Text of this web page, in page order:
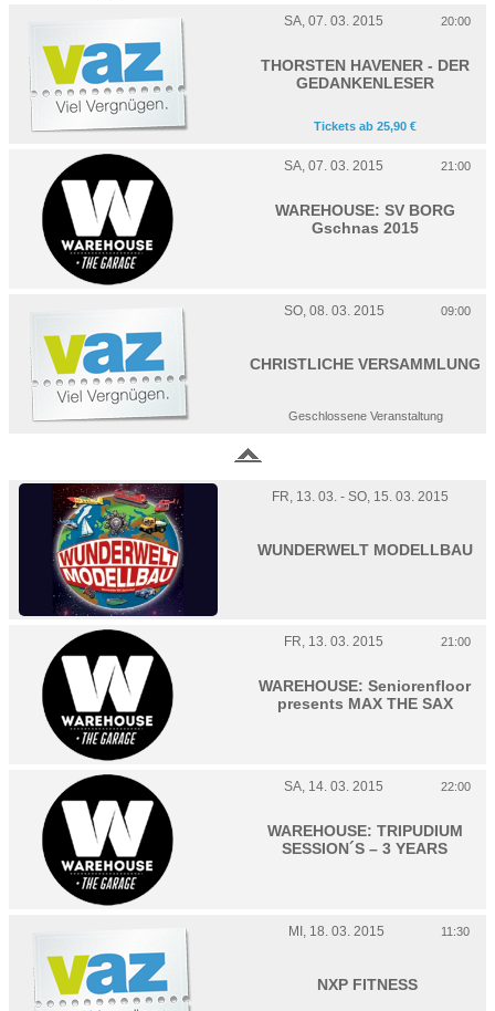
SA, 07. 03. 2015 20:00
THORSTEN HAVENER - DER
GEDANKENLESER
Tickets ab 25,90 €
SA, 07. 03. 2015 21:00
WAREHOUSE: SV BORG
Gschnas 2015
SO, 08. 03. 2015 09:00
CHRISTLICHE VERSAMMLUNG
Geschlossene Veranstaltung
FR, 13. 03. - SO, 15. 03. 2015
WUNDERWELT MODELLBAU
FR, 13. 03. 2015 21:00
WAREHOUSE: Seniorenfloor
presents MAX THE SAX
SA, 14. 03. 2015 22:00
WAREHOUSE: TRIPUDIUM
SESSION´S – 3 YEARS
MI, 18. 03. 2015 11:30
NXP FITNESS